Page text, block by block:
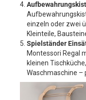
einzeln oder zwei
Kleinteile,
Spielständer
Montessori Regal
kleinen
Waschmaschine –